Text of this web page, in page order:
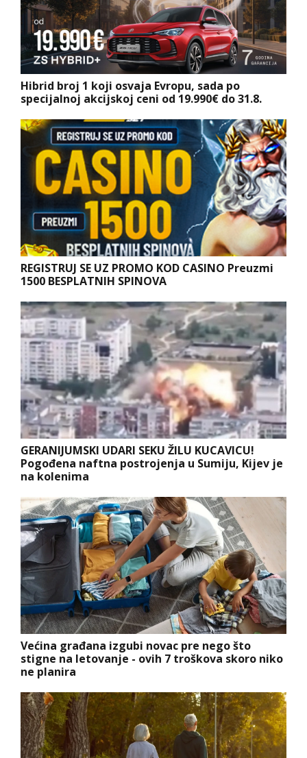
Hibrid broj 1 koji osvaja Evropu, sada po
specijalnoj akcijskoj ceni od 19.990€ do 31.8.
REGISTRUJ SE UZ PROMO KOD CASINO Preuzmi
1500 BESPLATNIH SPINOVA
GERANIJUMSKI UDARI SEKU ŽILU KUCAVICU!
Pogođena naftna postrojenja u Sumiju, Kijev je
na kolenima
Većina građana izgubi novac pre nego što
stigne na letovanje - ovih 7 troškova skoro niko
ne planira